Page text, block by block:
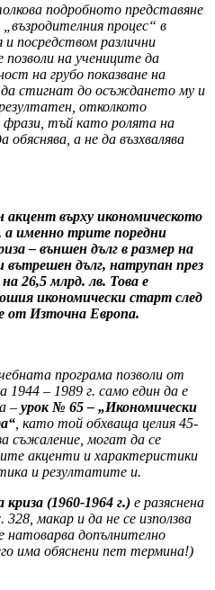
подробното представяне
процес“ в
и посредством различни
на учениците да
на грубо показване на
стигнат до осъждането му и
отколкото
тъй като ролята на
обяснява, а не да възхвалява
акцент върху икономическото
а именно трите поредни
– външен дълг в размер на
вътрешен дълг, натрупан през
26,5 млрд. лв. Това е
икономически старт след
от Източна Европа.
програма позволи от
1944 – 1989 г. само един да е
– урок № 65 – „Икономически
, като той обхваща целия 45-
съжаление, могат да се
акценти и характеристики
и резултатите и.
криза (1960-1964 г.) е разяснена
макар и да не се използва
натоварва допълнително
има обяснени пет термина!)